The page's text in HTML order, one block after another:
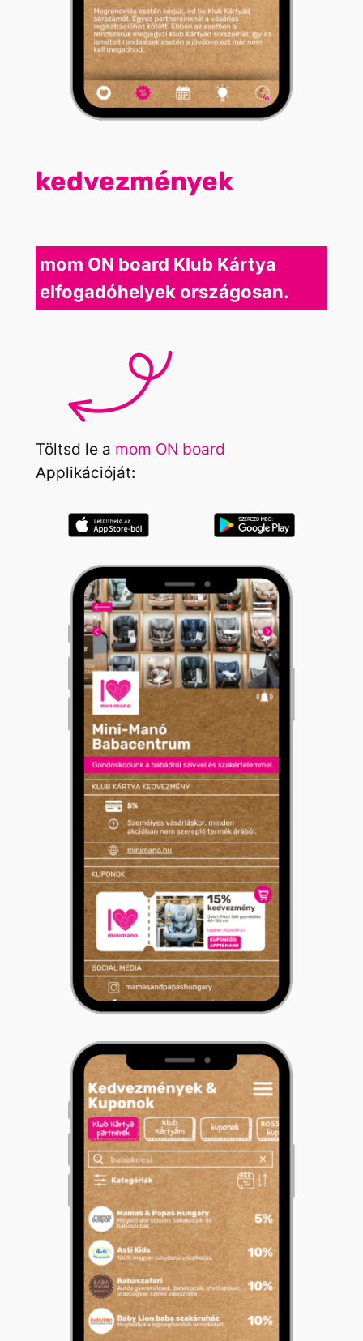
kedvezmények
mom ON board Klub Kártya
elfogadóhelyek országosan.
Töltsd le a mom ON board
Applikációját: